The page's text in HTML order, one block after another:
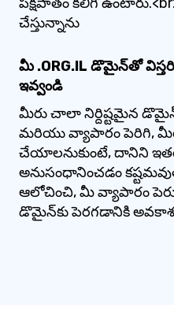
చేస్తున్నాను
మీ .ORG.IL డొమైన్‌తో
ఇవ్వండి
మీరు చాలా నిర్దిష్టమైన
మరియు వ్యాపారం పెరిగి,
చేయాలనుకుంటే, దానిని
అనుసంధానించడం
ఆలోచించి, మీ వ్యాపారం
డొమైన్‌కు పెరగడానికి